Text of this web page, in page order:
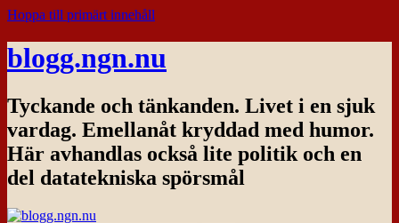
Hoppa till primärt innehåll
blogg.ngn.nu
Tyckande och tänkanden. Livet i en sjuk
vardag. Emellanåt kryddad med humor.
Här avhandlas också lite politik och en
del datatekniska spörsmål